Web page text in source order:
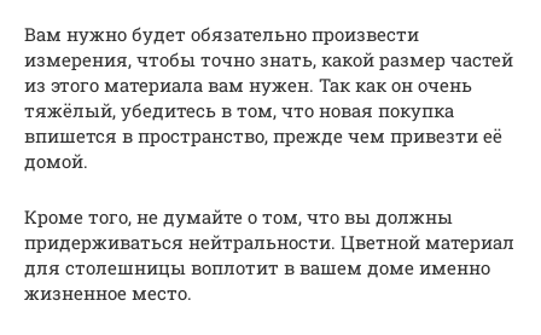
Вам нужно будет обязательно произвести
измерения, чтобы точно знать, какой размер частей
из этого материала вам нужен. Так как он очень
тяжёлый, убедитесь в том, что новая покупка
впишется в пространство, прежде чем привезти её
домой.
Кроме того, не думайте о том, что вы должны
придерживаться нейтральности. Цветной материал
для столешницы воплотит в вашем доме именно
жизненное место.